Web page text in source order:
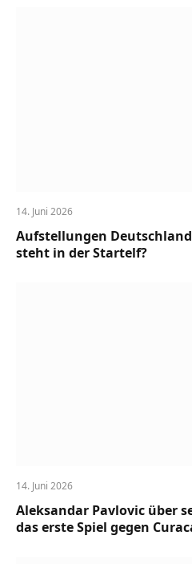
14. Juni 2026
Aufstellungen
steht in der Startelf?
14. Juni 2026
Aleksandar Pavlovic über
das erste Spiel gegen